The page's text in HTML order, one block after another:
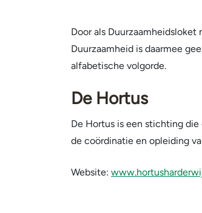
Door als
Duurzaamheid is daarmee
alfabetische volgorde.
De Hortus
De Hortus is een stichting
de coördinatie en opleiding
Website: